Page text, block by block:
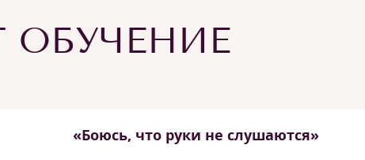
«Боюсь, что руки не слушаются»